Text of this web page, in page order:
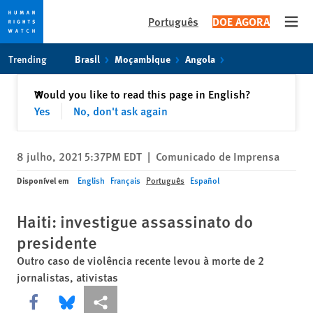
content
Português DOE AGORA
Trending Brasil Moçambique Angola
Would you like to read this page in English?
Yes
No, don't ask again
✕Fechar
8 julho, 2021 5:37PM EDT | Comunicado de Imprensa
Disponível em English Français Português Español
Haiti: investigue assassinato do
presidente
Outro caso de violência recente levou à morte de 2
jornalistas, ativistas
Share this via Facebook
Share this via Bluesky
Share this via Compartilhar